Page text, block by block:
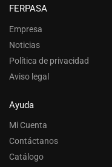
FERPASA
Empresa
Noticias
Política de privacidad
Aviso legal
Ayuda
Mi Cuenta
Contáctanos
Catálogo